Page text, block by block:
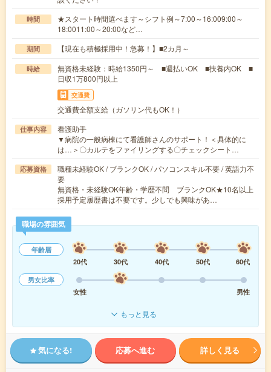
時間
★スタート時間選べます～シフト例～7:00～16:009:00～
18:0011:00～20:00など…
期間 【現在も積極採用中！急募！】■2カ月～
時給
無資格未経験：時給1350円～ ■週払いOK ■扶養内OK ■
日収1万800円以上
交通費
交通費全額支給（ガソリン代もOK！）
仕事内容
看護助手
▼病院の一般病棟にて看護師さんのサポート！＜具体的に
は…＞〇カルテをファイリングする〇チェックシート…
応募資格
職種未経験OK / ブランクOK / パソコンスキル不要 / 英語力不
要
無資格・未経験OK年齢・学歴不問 ブランクOK★10名以上
採用予定履歴書は不要です。少しでも興味があ…
職場の雰囲気
年齢層
20代
30代 40代 50代
60代
男女比率
女性
男性
もっと見る
気になる! 応募へ進む 詳しく見る